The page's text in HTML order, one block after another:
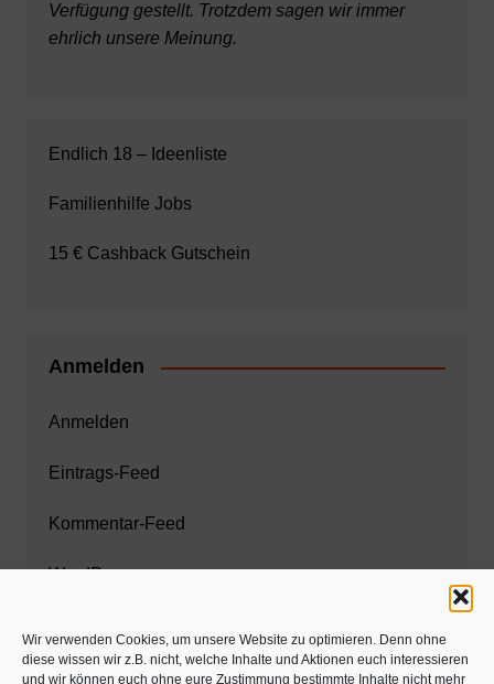
Wir verwenden Cookies, um unsere Website zu optimieren. Denn ohne
diese wissen wir z.B. nicht, welche Inhalte und Aktionen euch interessieren
und wir können euch ohne eure Zustimmung bestimmte Inhalte nicht mehr
Verfügung gestellt. Trotzdem sagen wir immer
ehrlich unsere Meinung.
Endlich 18 – Ideenliste
Familienhilfe Jobs
15 € Cashback Gutschein
Anmelden
Anmelden
Eintrags-Feed
Kommentar-Feed
WordPress.org
Zahnarzt München